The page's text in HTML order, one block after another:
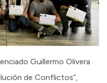
Guillermo Olivera
de Conflictos”,